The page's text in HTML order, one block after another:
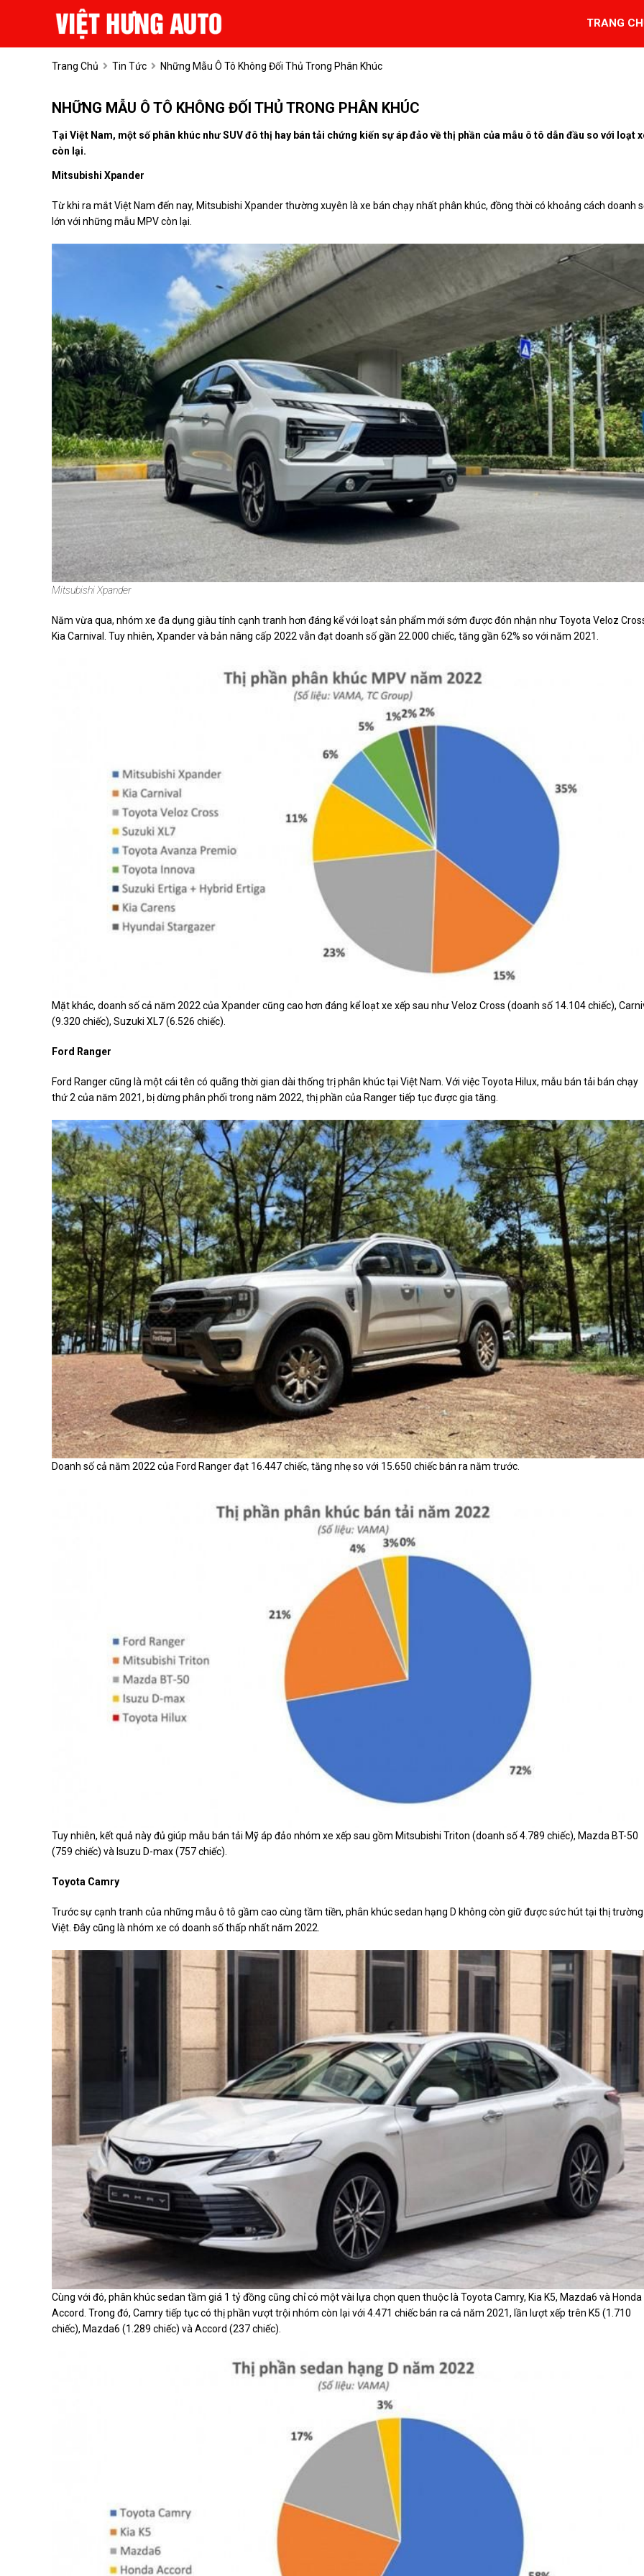
TRANG
Trang Chủ Tin Tức Những Mẫu Ô Tô Không Đối Thủ Trong Phân Khúc
NHỮNG MẪU Ô TÔ KHÔNG ĐỐI THỦ TRONG PHÂN KHÚC
Tại Việt Nam, một số phân khúc như SUV đô thị hay bán tải chứng kiến sự áp đảo về thị phần của mẫu ô tô dẫn đầu so với loạt
còn lại.
Mitsubishi Xpander
Từ khi ra mắt Việt Nam đến nay, Mitsubishi Xpander thường xuyên là xe bán chạy nhất phân khúc, đồng thời có khoảng cách doanh
lớn với những mẫu MPV còn lại.
Mitsubishi Xpander
Năm vừa qua, nhóm xe đa dụng giàu tính cạnh tranh hơn đáng kể với loạt sản phẩm mới sớm được đón nhận như Toyota Veloz
Kia Carnival. Tuy nhiên, Xpander và bản nâng cấp 2022 vẫn đạt doanh số gần 22.000 chiếc, tăng gần 62% so với năm 2021.
Mặt khác, doanh số cả năm 2022 của Xpander cũng cao hơn đáng kể loạt xe xếp sau như Veloz Cross (doanh số 14.104 chiếc),
(9.320 chiếc), Suzuki XL7 (6.526 chiếc).
Ford Ranger
Ford Ranger cũng là một cái tên có quãng thời gian dài thống trị phân khúc tại Việt Nam. Với việc Toyota Hilux, mẫu bán tải bán chạy
thứ 2 của năm 2021, bị dừng phân phối trong năm 2022, thị phần của Ranger tiếp tục được gia tăng.
Doanh số cả năm 2022 của Ford Ranger đạt 16.447 chiếc, tăng nhẹ so với 15.650 chiếc bán ra năm trước.
Tuy nhiên, kết quả này đủ giúp mẫu bán tải Mỹ áp đảo nhóm xe xếp sau gồm Mitsubishi Triton (doanh số 4.789 chiếc), Mazda BT-50
(759 chiếc) và Isuzu D-max (757 chiếc).
Toyota Camry
Trước sự cạnh tranh của những mẫu ô tô gầm cao cùng tầm tiền, phân khúc sedan hạng D không còn giữ được sức hút tại thị trường
Việt. Đây cũng là nhóm xe có doanh số thấp nhất năm 2022.
Cùng với đó, phân khúc sedan tầm giá 1 tỷ đồng cũng chỉ có một vài lựa chọn quen thuộc là Toyota Camry, Kia K5, Mazda6 và Honda
Accord. Trong đó, Camry tiếp tục có thị phần vượt trội nhóm còn lại với 4.471 chiếc bán ra cả năm 2021, lần lượt xếp trên K5 (1.710
chiếc), Mazda6 (1.289 chiếc) và Accord (237 chiếc).